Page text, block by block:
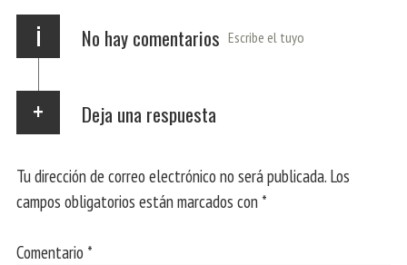
i No hay comentarios Escribe el tuyo
Deja una respuesta
Tu dirección de correo electrónico no será publicada. Los
campos obligatorios están marcados con *
Comentario *